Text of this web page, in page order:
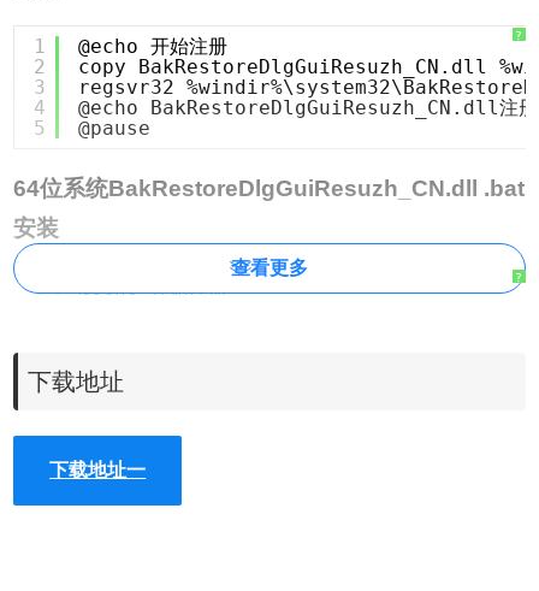
?
1
2
3
4
5
@echo 开始注册
copy BakRestoreDlgGuiResuzh_CN.dll
regsvr32
@echo BakRestoreDlgGuiResuzh_CN.dll注册
@pause
64位系统BakRestoreDlgGuiResuzh_CN.dll .bat
安装
?
1
5
@echo 开始注册
@pause
查看更多
下载地址
下载地址一